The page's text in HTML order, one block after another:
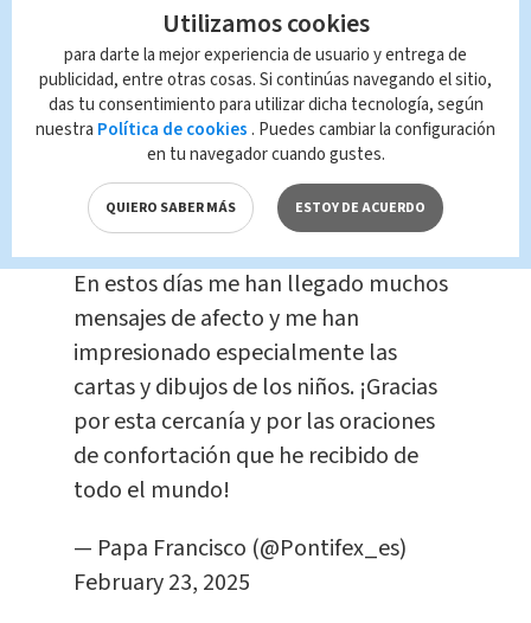
demostrando y por la dedicación con
la que realizan su servicioentre las
personas enfermas", añadió el Papa en
su mensaje, que cómo el domingo
pasado fue difundido sin que se
celebrase el ángelus para que el
pontífice pueda descansar.
En estos días me han llegado muchos
mensajes de afecto y me han
impresionado especialmente las
cartas y dibujos de los niños. ¡Gracias
por esta cercanía y por las oraciones
de confortación que he recibido de
todo el mundo!
— Papa Francisco (@Pontifex_es)
February 23, 2025
Utilizamos cookies
para darte la mejor experiencia de usuario y entrega de
publicidad, entre otras cosas. Si continúas navegando el sitio,
das tu consentimiento para utilizar dicha tecnología, según
nuestra Política de cookies . Puedes cambiar la configuración
en tu navegador cuando gustes.
QUIERO SABER MÁS ESTOY DE ACUERDO